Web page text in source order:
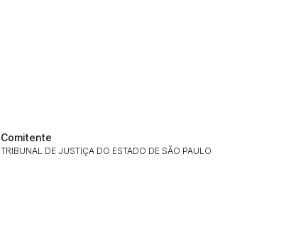
Comitente
TRIBUNAL DE JUSTIÇA DO ESTADO DE SÃO PAULO